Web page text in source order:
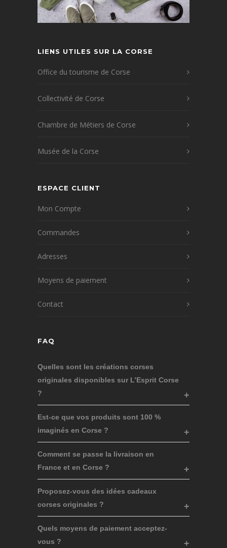
LIENS UTILES SUR LA CORSE
Office du tourisme de Corse
Collectivité de Corse
Chambre de Métiers de Corse
Musée de la Corse
ESPACE CLIENT
Mon Compte
Commandes
Adresses
Moyens de paiement
Contact
FAQ
Quelles sont les créations corses
originales disponibles sur L’Esprit Corse
?
Est-ce que vos produits sont 100 %
imaginés en Corse ?
Comment se passe la livraison en
France et en Corse ?
Proposez-vous des idées cadeaux
corses originales ?
Quels moyens de paiement acceptez-
vous ?